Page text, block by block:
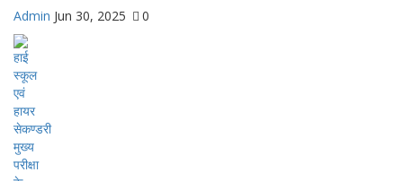
Admin Jun 30, 2025 0